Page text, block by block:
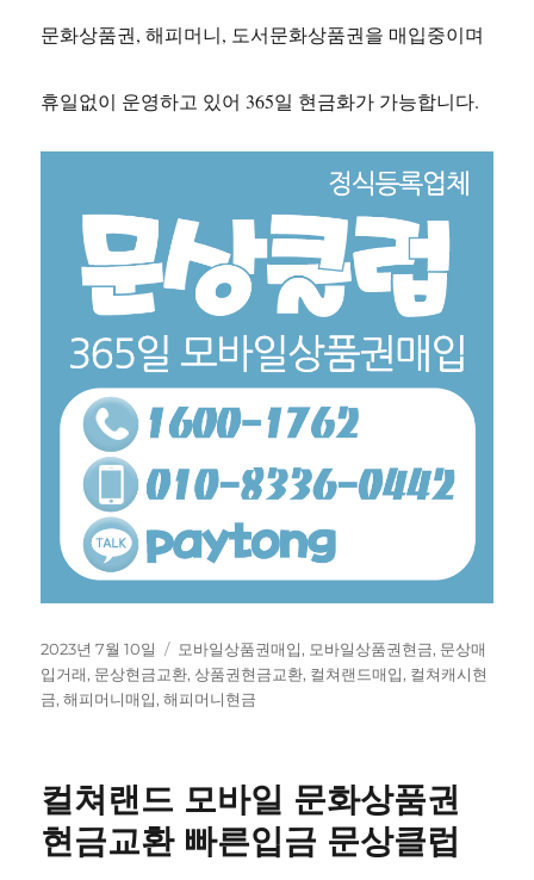
문화상품권, 해피머니, 도서문화상품권을 매입중이며
휴일없이 운영하고 있어 365일 현금화가 가능합니다.
작
성
일
2023년 7월 10일
태
그
모바일상품권매입, 모바일상품권현금, 문상매
입거래, 문상현금교환,상품권현금교환, 컬쳐랜드매입, 컬쳐캐시현
금,해피머니매입,해피머니현금
컬쳐랜드 모바일 문화상품권
현금교환 빠른입금 문상클럽